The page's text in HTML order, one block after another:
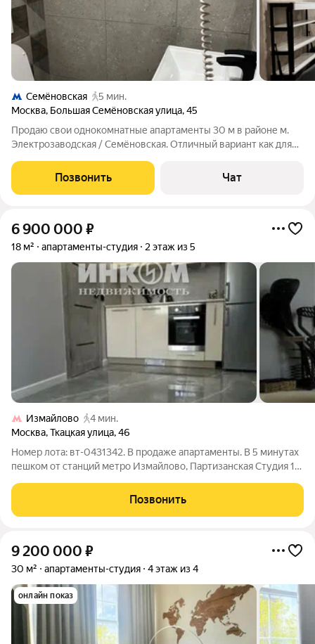
Семёновская
5 мин.
Москва, Большая Семёновская улица,45
Продаю свои однокомнатные апартаменты 30 м в районе м.
Электрозаводская / Семёновская. Отличный вариант как для
апартаменты находятся в посуточной аренде под
управлением сетевой управляющей
Позвонить Чат
6 900 000 ₽
18 м² апартаменты-студия 2 этаж из 5
Измайлово
4 мин.
Москва,Ткацкая улица,46
Номер лота: вт-0431342. В продаже апартаменты. В 5 минутах
пешком от станций метро Измайлово, Партизанская Студия 18
метра .А окна выходят в тихий московский дворик.
Прекрасный , новый,
Позвонить
9 200 000 ₽
30 м² апартаменты-студия 4 этаж из 4
онлайн показ